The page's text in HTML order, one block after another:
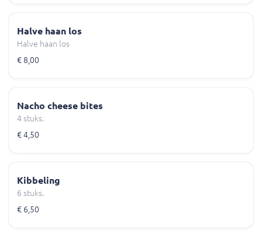
Halve haan los
Halve haan los
€ 8,00
Nacho cheese bites
4 stuks.
€ 4,50
Kibbeling
6 stuks.
€ 6,50